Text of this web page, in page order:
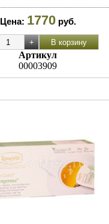
Цена: 1770 руб.
Артикул
00003909